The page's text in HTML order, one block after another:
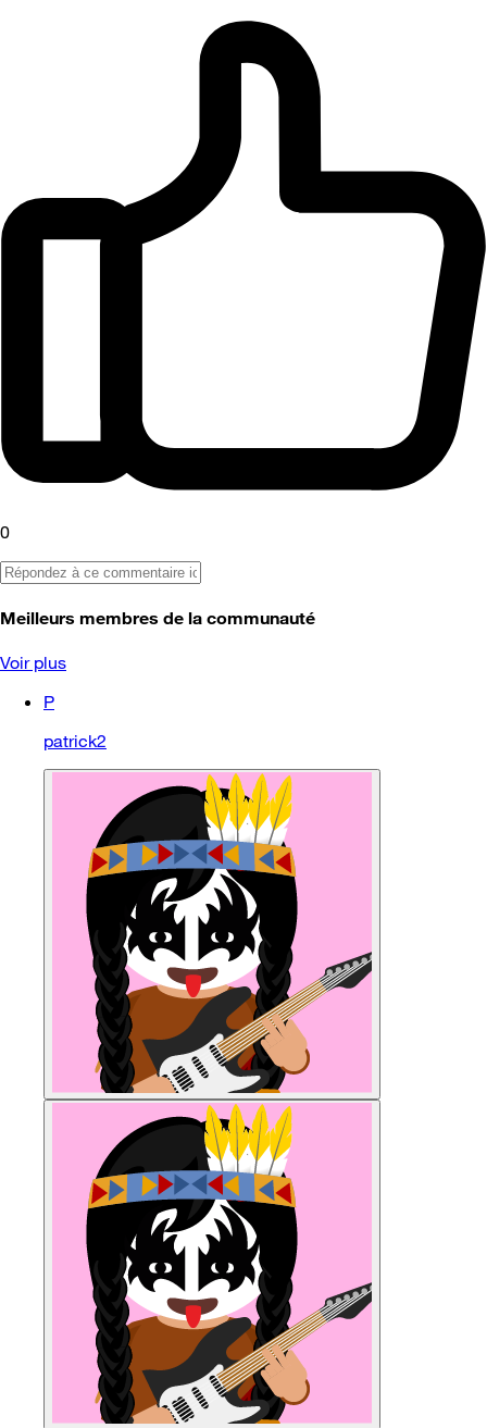
0
Meilleurs membres de la communauté
Voir plus
P
patrick2